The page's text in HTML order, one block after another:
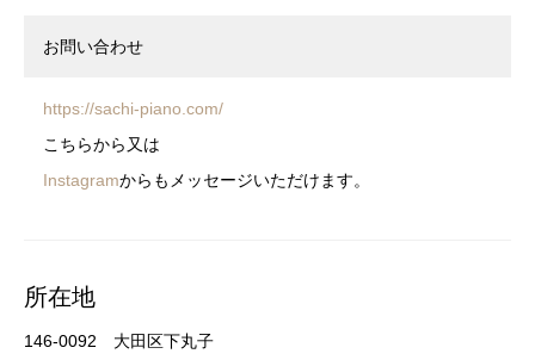
お問い合わせ
https://sachi-piano.com/
こちらから又は
Instagramからもメッセージいただけます。
所在地
146-0092 大田区下丸子